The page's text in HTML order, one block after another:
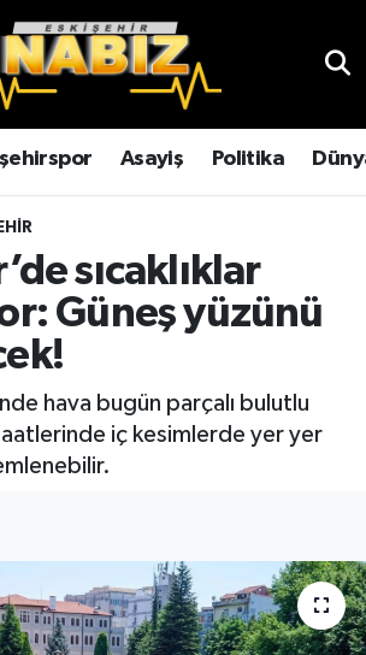
Asayiş Politika
sıcaklıklar
Güneş yüzünü
hava bugün parçalı bulutlu
iç kesimlerde yer yer
Durumu
Yoğunluk Haritası
Puan Durumu ve Fikstür